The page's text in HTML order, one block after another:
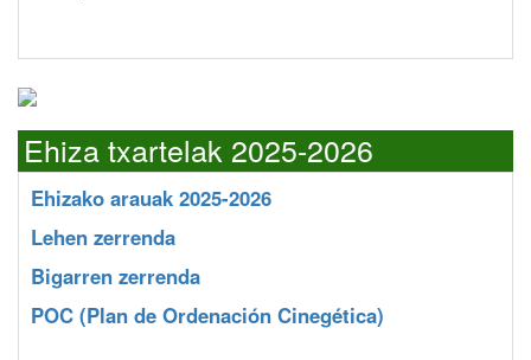
Ehiza txartelak 2025-2026
Ehizako arauak 2025-2026
Lehen zerrenda
Bigarren zerrenda
POC (Plan de Ordenación Cinegética)